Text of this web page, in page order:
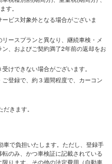
す。
ビス対象外となる場合がございま
ースプランと異なり、継続車検・メ
、およびご契約満了2年前の返却をお
けできない場合がございます。
登録で、約３週間程度で、カーコン
きます。
で負担いたします。ただし、登録手
のみ、かつ車検証に記載されている